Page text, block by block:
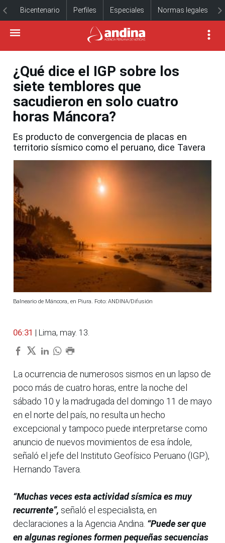
Bicentenario Perfiles Especiales Normas legales
¿Qué dice el IGP sobre los
siete temblores que
sacudieron en solo cuatro
horas Máncora?
Es producto de convergencia de placas en
territorio sísmico como el peruano, dice Tavera
Balneario de Máncora, en Piura. Foto: ANDINA/Difusión
06:31 | Lima, may. 13.
La ocurrencia de numerosos sismos en un lapso de
poco más de cuatro horas, entre la noche del
sábado 10 y la madrugada del domingo 11 de mayo
en el norte del país, no resulta un hecho
excepcional y tampoco puede interpretarse como
anuncio de nuevos movimientos de esa índole,
señaló el jefe del Instituto Geofísico Peruano (IGP),
Hernando Tavera.
“Muchas veces esta actividad sísmica es muy
recurrente”, señaló el especialista, en
declaraciones a la Agencia Andina. “Puede ser que
en algunas regiones formen pequeñas secuencias